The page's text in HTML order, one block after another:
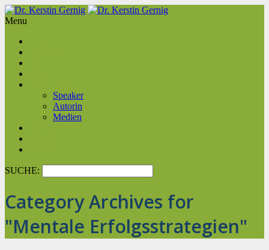
Menu
Speaker
Autorin
Medien
SUCHE:
Category Archives for
"Mentale Erfolgsstrategien"